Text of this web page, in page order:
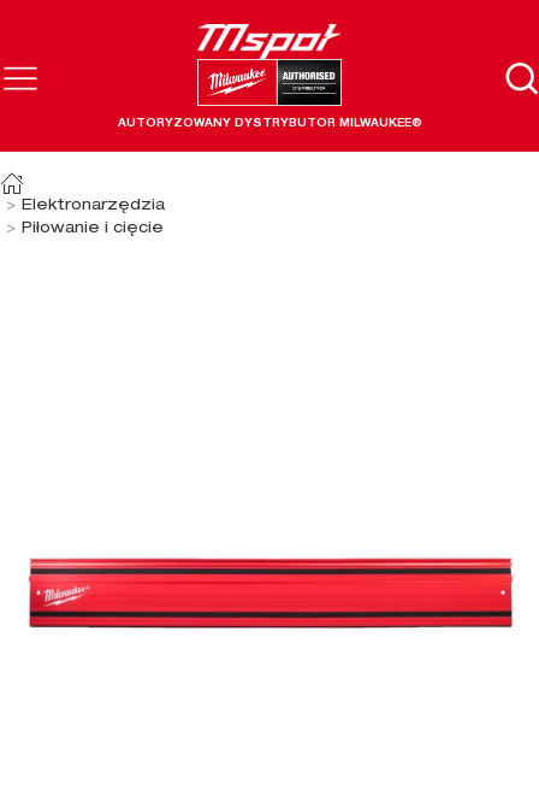
AUTORYZOWANY DYSTRYBUTOR MILWAUKEE®
Elektronarzędzia
Piłowanie i cięcie